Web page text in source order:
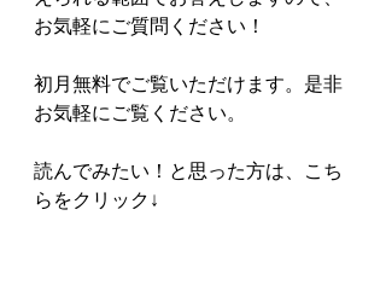
お気軽にご質問ください！
初月無料でご覧いただけます。是非
お気軽にご覧ください。
読んでみたい！と思った方は、こち
らをクリック↓